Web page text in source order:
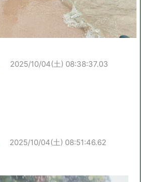
2025/10/04(土) 08:38:37.03
2025/10/04(土) 08:51:46.62